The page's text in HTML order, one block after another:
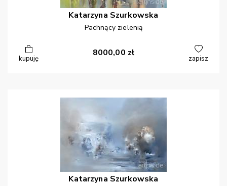
Katarzyna Szurkowska
Pachnący zielenią
kupuję
8000,00 zł
zapisz
Katarzyna Szurkowska